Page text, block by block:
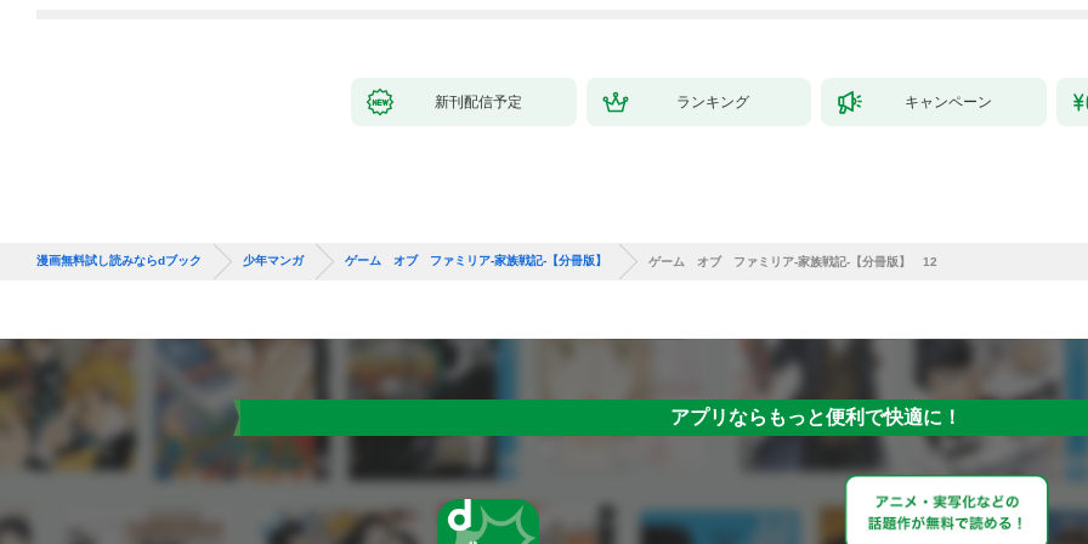
新刊配信予定 ランキング キャンペーン
漫画無料試し読みならdブック 少年マンガ ゲーム オブ ファミリア-家族戦記-【分冊版】 ゲーム オブ ファミリア-家族戦記-【分冊版】 12
アプリならもっと便利で快適に！